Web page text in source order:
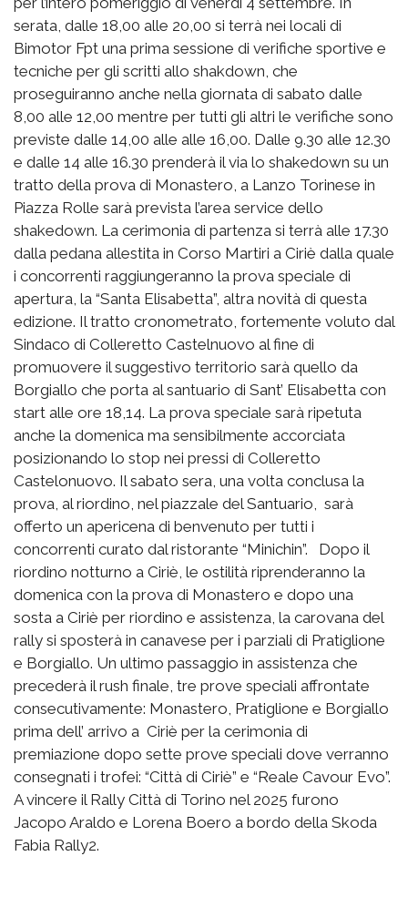
serata, dalle 18,00 alle 20,00 si terrà nei locali di
Bimotor Fpt una prima sessione di verifiche sportive e
tecniche per gli scritti allo shakdown, che
proseguiranno anche nella giornata di sabato dalle
8,00 alle 12,00 mentre per tutti gli altri le verifiche sono
previste dalle 14,00 alle alle 16,00. Dalle 9.30 alle 12.30
e dalle 14 alle 16.30 prenderà il via lo shakedown su un
tratto della prova di Monastero, a Lanzo Torinese in
Piazza Rolle sarà prevista l’area service dello
shakedown. La cerimonia di partenza si terrà alle 17.30
dalla pedana allestita in Corso Martiri a Ciriè dalla quale
i concorrenti raggiungeranno la prova speciale di
apertura, la “Santa Elisabetta”, altra novità di questa
edizione. Il tratto cronometrato, fortemente voluto dal
Sindaco di Colleretto Castelnuovo al fine di
promuovere il suggestivo territorio sarà quello da
Borgiallo che porta al santuario di Sant’ Elisabetta con
start alle ore 18,14. La prova speciale sarà ripetuta
anche la domenica ma sensibilmente accorciata
posizionando lo stop nei pressi di Colleretto
Castelonuovo. Il sabato sera, una volta conclusa la
prova, al riordino, nel piazzale del Santuario, sarà
offerto un apericena di benvenuto per tutti i
concorrenti curato dal ristorante “Minichin”. Dopo il
riordino notturno a Ciriè, le ostilità riprenderanno la
domenica con la prova di Monastero e dopo una
sosta a Ciriè per riordino e assistenza, la carovana del
rally si sposterà in canavese per i parziali di Pratiglione
e Borgiallo. Un ultimo passaggio in assistenza che
precederà il rush finale, tre prove speciali affrontate
consecutivamente: Monastero, Pratiglione e Borgiallo
prima dell’ arrivo a Ciriè per la cerimonia di
premiazione dopo sette prove speciali dove verranno
consegnati i trofei: “Città di Ciriè” e “Reale Cavour Evo”.
A vincere il Rally Città di Torino nel 2025 furono
Jacopo Araldo e Lorena Boero a bordo della Skoda
Fabia Rally2.